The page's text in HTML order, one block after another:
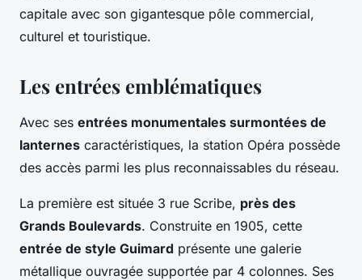
capitale avec son gigantesque pôle commercial,
culturel et touristique.
Les entrées emblématiques
Avec ses entrées monumentales surmontées de
lanternes caractéristiques, la station Opéra possède
des accès parmi les plus reconnaissables du réseau.
La première est située 3 rue Scribe, près des
Grands Boulevards. Construite en 1905, cette
entrée de style Guimard présente une galerie
métallique ouvragée supportée par 4 colonnes. Ses